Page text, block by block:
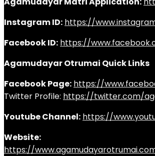
Instagram ID: https://
Facebook ID: https://
Agamudayar Otrumai Quick Links
Facebook Page: https://
Twitter Profile: https://twitter.com/
Youtube Channel: https://
Website:
https://